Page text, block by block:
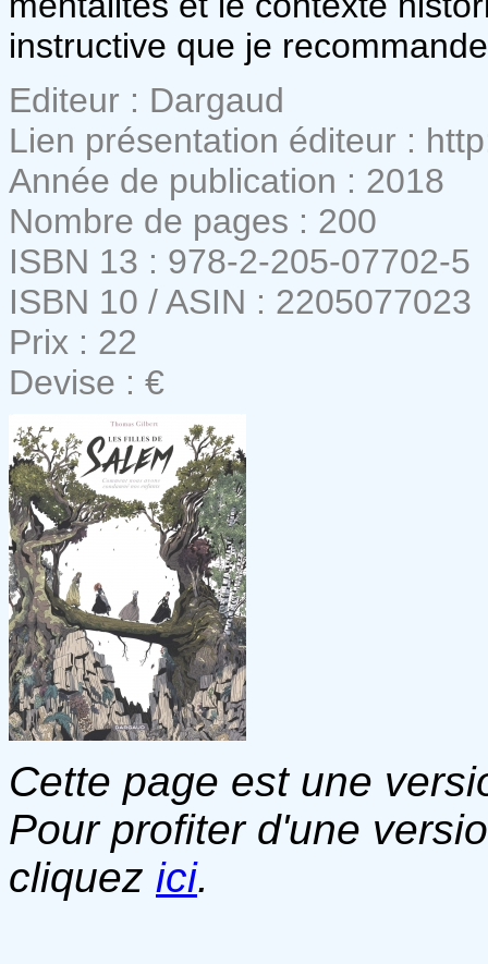
instructive que je
Editeur : Dargaud
Lien présentation éditeur :
Année de publication : 2018
Nombre de pages : 200
ISBN 13 : 978-2-205-07702-5
ISBN 10 / ASIN : 2205077023
Prix : 22
Devise : €
Cette page est une
Pour profiter d'une
cliquez ici.